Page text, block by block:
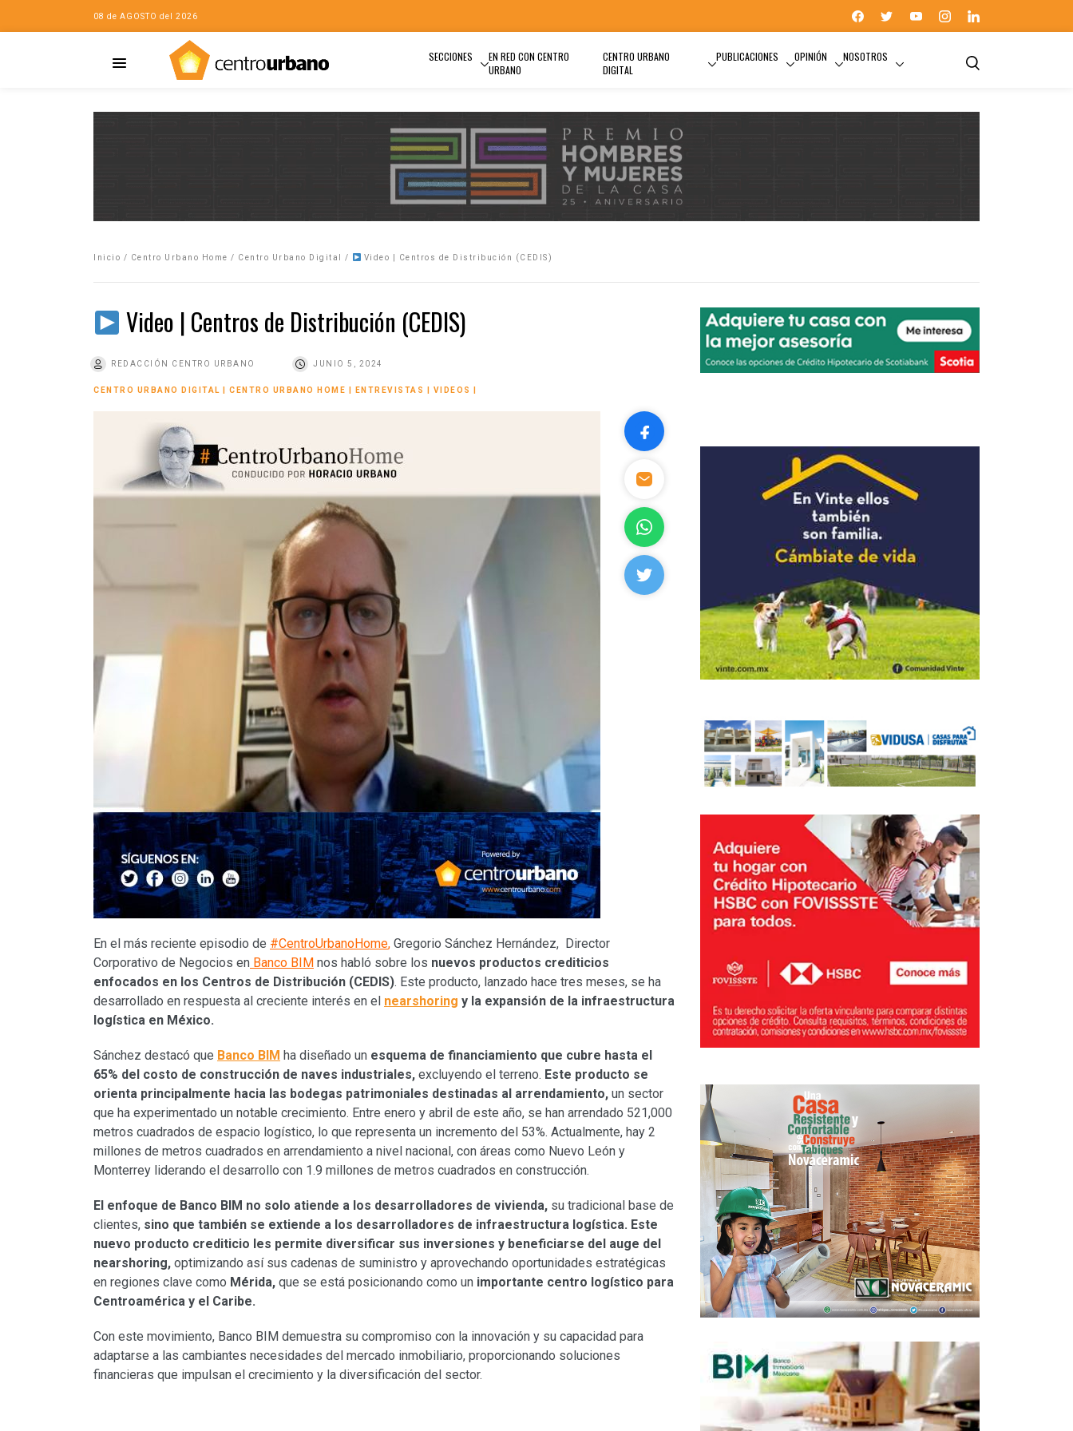
08 de AGOSTO del 2026
SECCIONES
EN RED CON CENTRO
URBANO
CENTRO URBANO
DIGITAL
PUBLICACIONES OPINIÓN NOSOTROS
Inicio / Centro Urbano Home / Centro Urbano Digital / Video | Centros de Distribución (CEDIS)
Video | Centros de Distribución (CEDIS)
REDACCIÓN CENTRO URBANO JUNIO 5, 2024
CENTRO URBANO DIGITAL CENTRO URBANO HOME ENTREVISTAS VIDEOS
En el más reciente episodio de #CentroUrbanoHome, Gregorio Sánchez Hernández, Director
Corporativo de Negocios en Banco BIM nos habló sobre los nuevos productos crediticios
enfocados en los Centros de Distribución (CEDIS). Este producto, lanzado hace tres meses, se ha
desarrollado en respuesta al creciente interés en el nearshoring y la expansión de la infraestructura
logística en México.
Sánchez destacó que Banco BIM ha diseñado un esquema de financiamiento que cubre hasta el
65% del costo de construcción de naves industriales, excluyendo el terreno. Este producto se
orienta principalmente hacia las bodegas patrimoniales destinadas al arrendamiento, un sector
que ha experimentado un notable crecimiento. Entre enero y abril de este año, se han arrendado 521,000
metros cuadrados de espacio logístico, lo que representa un incremento del 53%. Actualmente, hay 2
millones de metros cuadrados en arrendamiento a nivel nacional, con áreas como Nuevo León y
Monterrey liderando el desarrollo con 1.9 millones de metros cuadrados en construcción.
El enfoque de Banco BIM no solo atiende a los desarrolladores de vivienda, su tradicional base de
clientes, sino que también se extiende a los desarrolladores de infraestructura logística. Este
nuevo producto crediticio les permite diversificar sus inversiones y beneficiarse del auge del
nearshoring, optimizando así sus cadenas de suministro y aprovechando oportunidades estratégicas
en regiones clave como Mérida, que se está posicionando como un importante centro logístico para
Centroamérica y el Caribe.
Con este movimiento, Banco BIM demuestra su compromiso con la innovación y su capacidad para
adaptarse a las cambiantes necesidades del mercado inmobiliario, proporcionando soluciones
financieras que impulsan el crecimiento y la diversificación del sector.